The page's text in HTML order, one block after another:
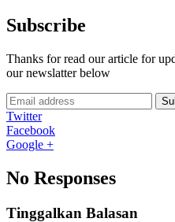
Subscribe
Thanks for read our article for
our newslatter below
Twitter
Facebook
Google +
No Responses
Tinggalkan Balasan